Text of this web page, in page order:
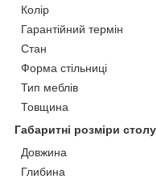
Колір
Гарантійний термін
Стан
Форма стільниці
Тип меблів
Товщина
Габаритні розміри столу
Довжина
Глибина